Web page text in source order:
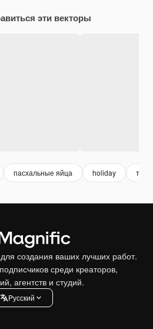
эти векторы
пасхальные яйца holiday
создания ваших лучших работ.
среди креаторов,
агентств и студий.
Pусский